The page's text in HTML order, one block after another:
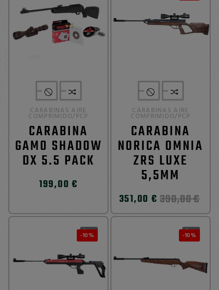
CARABINAS AIRE
COMPRIMIDO/PCP
CARABINA
GAMO SHADOW
DX 5.5 PACK
199,00 €
CARABINAS AIRE
COMPRIMIDO/PCP
CARABINA
NORICA OMNIA
ZRS LUXE
5,5MM
351,00 € 390,00 €
-10%
0  -10%
0 